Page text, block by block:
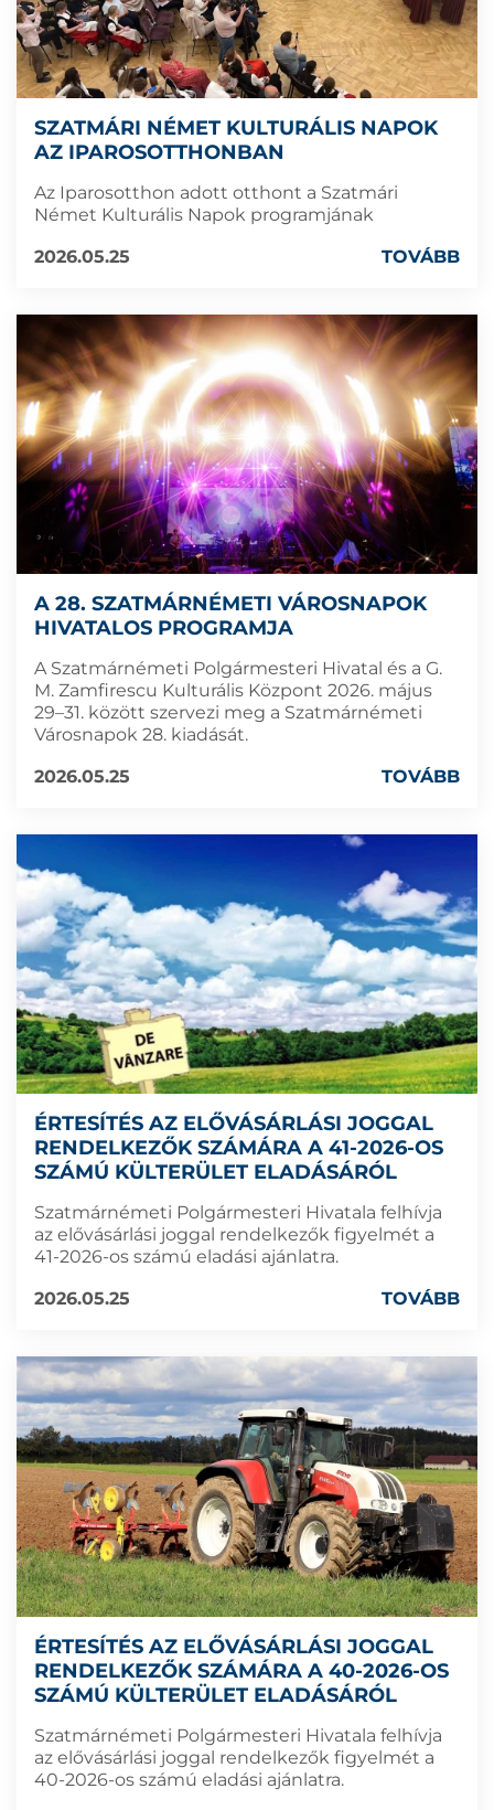
SZATMÁRI NÉMET KULTURÁLIS NAPOK
AZ IPAROSOTTHONBAN
Az Iparosotthon adott otthont a Szatmári
Német Kulturális Napok programjának
2026.05.25
TOVÁBB
A 28. SZATMÁRNÉMETI VÁROSNAPOK
HIVATALOS PROGRAMJA
A Szatmárnémeti Polgármesteri Hivatal és a G.
M. Zamfirescu Kulturális Központ 2026. május
29–31. között szervezi meg a Szatmárnémeti
Városnapok 28. kiadását.
2026.05.25
TOVÁBB
ÉRTESÍTÉS AZ ELŐVÁSÁRLÁSI JOGGAL
RENDELKEZŐK SZÁMÁRA A 41-2026-OS
SZÁMÚ KÜLTERÜLET ELADÁSÁRÓL
Szatmárnémeti Polgármesteri Hivatala felhívja
az elővásárlási joggal rendelkezők figyelmét a
41-2026-os számú eladási ajánlatra.
2026.05.25
TOVÁBB
ÉRTESÍTÉS AZ ELŐVÁSÁRLÁSI JOGGAL
RENDELKEZŐK SZÁMÁRA A 40-2026-OS
SZÁMÚ KÜLTERÜLET ELADÁSÁRÓL
Szatmárnémeti Polgármesteri Hivatala felhívja
az elővásárlási joggal rendelkezők figyelmét a
40-2026-os számú eladási ajánlatra.